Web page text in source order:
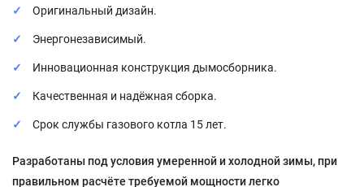
Оригинальный дизайн.
Энергонезависимый.
Инновационная конструкция дымосборника.
Качественная и надёжная сборка.
Срок службы газового котла 15 лет.
Разработаны под условия умеренной и холоднойзимы, при
правильном расчёте требуемой мощности легко